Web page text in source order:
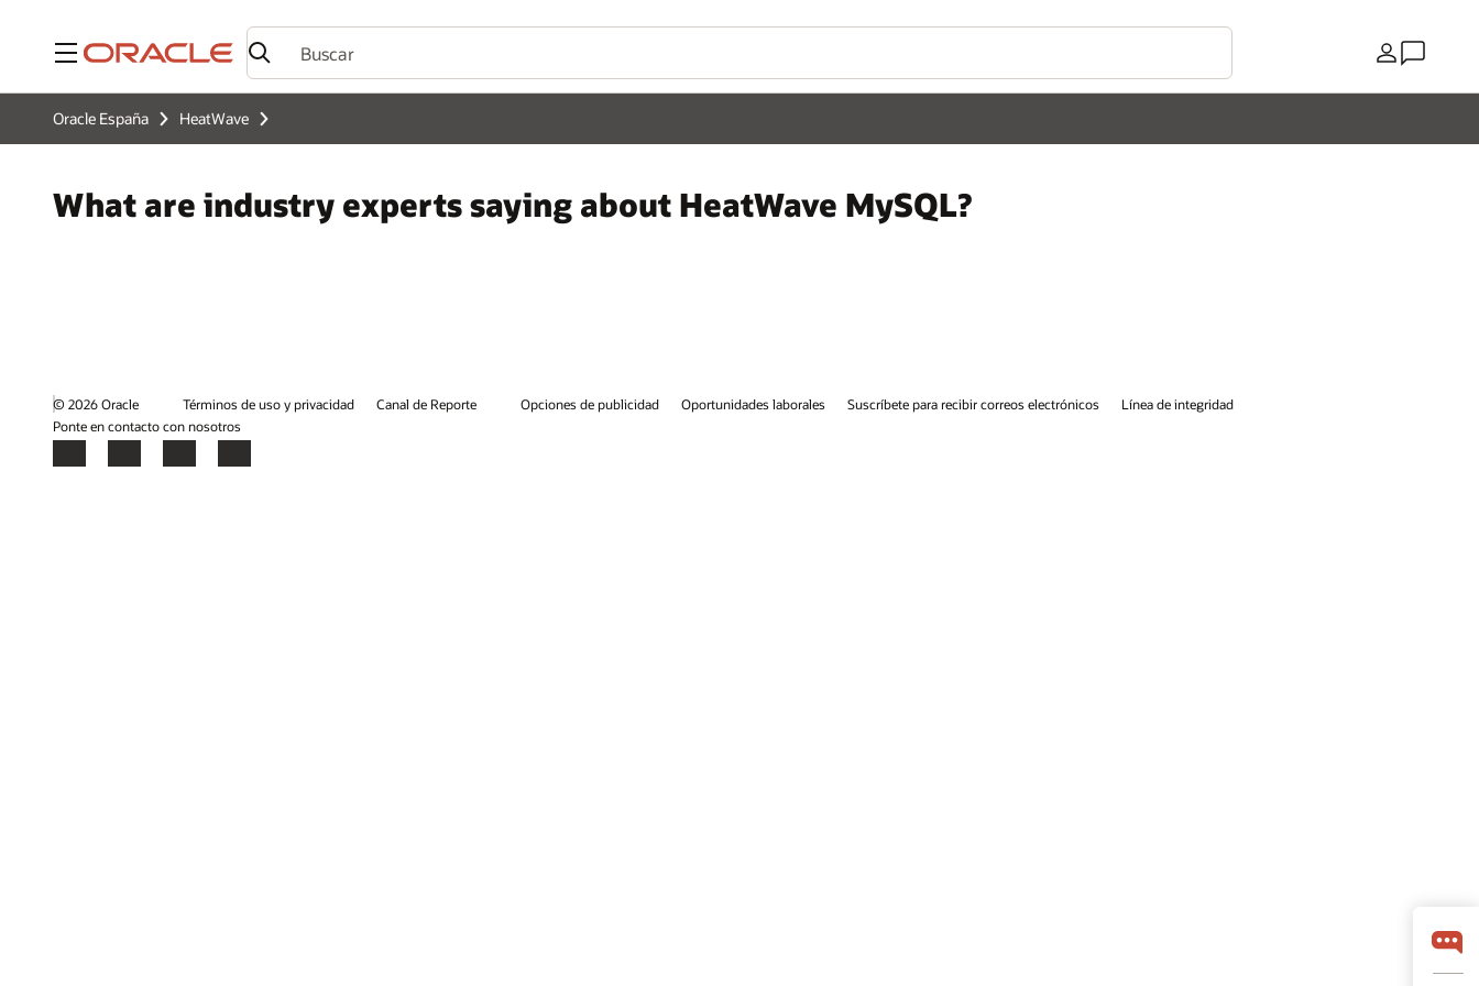
Menú País
Oracle España HeatWave
What are industry experts saying about HeatWave MySQL?
© 2026 Oracle Términos de uso y privacidad Canal de Reporte Opciones de publicidad Oportunidades laborales Suscríbete para recibir correos electrónicos
Línea de integridad
Ponte en contacto con nosotros
Facebook
X LinkedInYouTube